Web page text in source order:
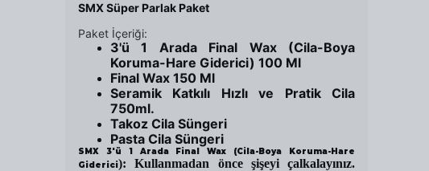
SMX Süper Parlak Paket
Paket İçeriği:
3'ü 1 Arada Final Wax (Cila-Boya
Koruma-Hare Giderici) 100 Ml
Final Wax 150 Ml
Seramik Katkılı Hızlı ve Pratik Cila
750ml.
Takoz Cila Süngeri
Pasta Cila Süngeri
SMX 3'ü 1 Arada Final Wax (Cila-Boya Koruma-Hare
Giderici): Kullanmadan önce şişeyi çalkalayınız.